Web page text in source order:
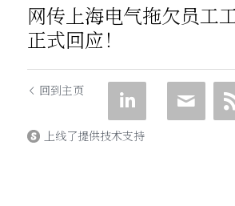
网传上海电气拖欠员工
正式回应！
回到主页
上线了提供技术支持